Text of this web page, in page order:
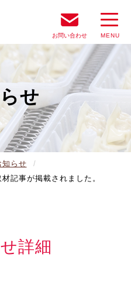
お問い合わせ
せ
知らせ
記事が掲載されました。
詳細